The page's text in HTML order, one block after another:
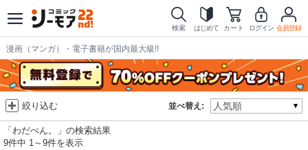
検索 はじめて カート ログイン 会員登録
漫画（マンガ）・電子書籍が国内最大級!!
並べ替え:
絞り込む
「わだぺん。」の検索結果
9件中 1～9件を表示